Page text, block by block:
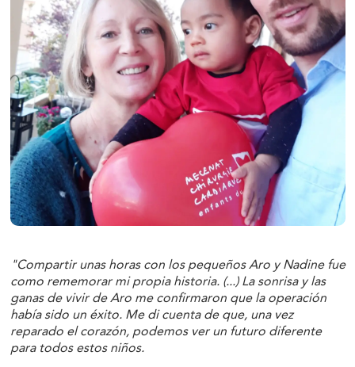
"Compartir unas horas con los pequeños Aro y Nadine fue
como rememorar mi propia historia. (...) La sonrisa y las
ganas de vivir de Aro me confirmaron que la operación
había sido un éxito. Me di cuenta de que, una vez
reparado el corazón, podemos ver un futuro diferente
para todos estos niños.